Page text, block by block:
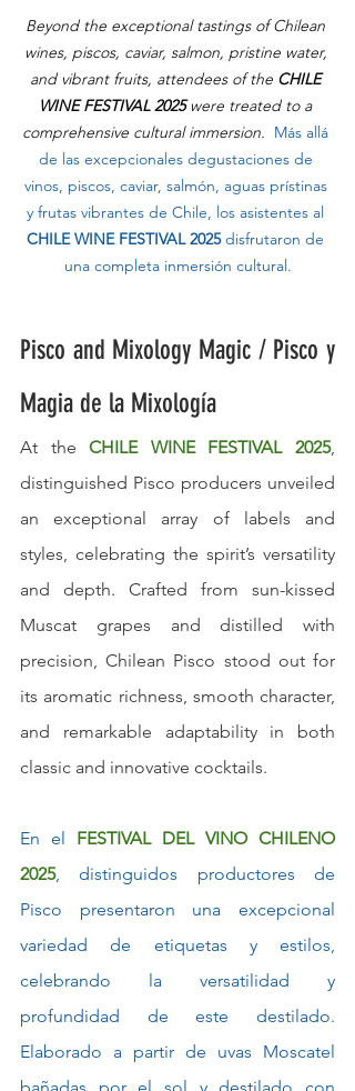
Beyond the exceptional tastings of Chilean
wines, piscos, caviar, salmon, pristine water,
and vibrant fruits, attendees of the CHILE
WINE FESTIVAL 2025 were treated to a
comprehensive cultural immersion. Más allá
de las excepcionales degustaciones de
vinos, piscos, caviar, salmón, aguas prístinas
y frutas vibrantes de Chile, los asistentes al
CHILE WINE FESTIVAL 2025 disfrutaron de
una completa inmersión cultural.
Pisco and Mixology Magic / Pisco y
Magia de la Mixología
At the CHILE WINE FESTIVAL 2025,
distinguished Pisco producers unveiled
an exceptional array of labels and
styles, celebrating the spirit’s versatility
and depth. Crafted from sun-kissed
Muscat grapes and distilled with
precision, Chilean Pisco stood out for
its aromatic richness, smooth character,
and remarkable adaptability in both
classic and innovative cocktails.
En el FESTIVAL DEL VINO CHILENO
2025, distinguidos productores de
Pisco presentaron una excepcional
variedad de etiquetas y estilos,
celebrando la versatilidad y
profundidad de este destilado.
Elaborado a partir de uvas Moscatel